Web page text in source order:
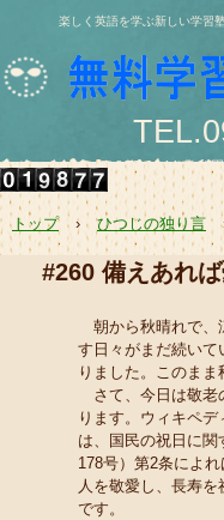
楽しく英語を学ぶ新しい学習
〒836-0844 大牟
e-
トップ › ひつじの独り言
#260 備えあれ
朝から秋晴れで、
す日々がまだ続いて
りました。このまま
さて、今日は敬老
ります。ウィキペ
は、国民の祝日に
178号）第2条によ
人を敬愛し、長寿
です。